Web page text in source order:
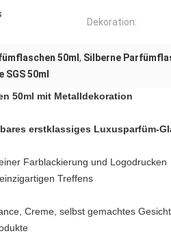
Dekoration:
50ml , Silberne
50ml
50ml mit Metalldekoration
erstklassiges Luxusparfüm-
Farblackierung und Logodrucken
Treffens
Creme, selbst gemachtes